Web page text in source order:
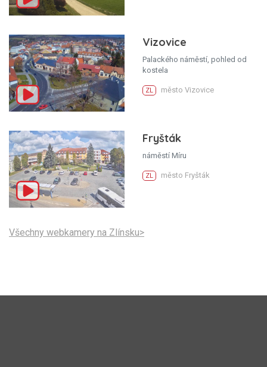
Vizovice
Palackého náměstí, pohled od
kostela
ZL město Vizovice
Fryšták
náměstí Míru
ZL město Fryšták
Všechny webkamery na Zlínsku>